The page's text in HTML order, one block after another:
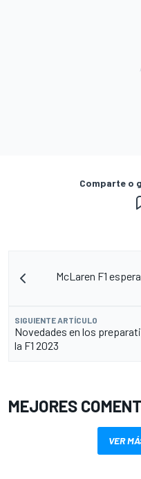
Comparte o
McLaren F1
SIGUIENTE ARTÍCULO
Novedades en los
la F1 2023
MEJORES
VER